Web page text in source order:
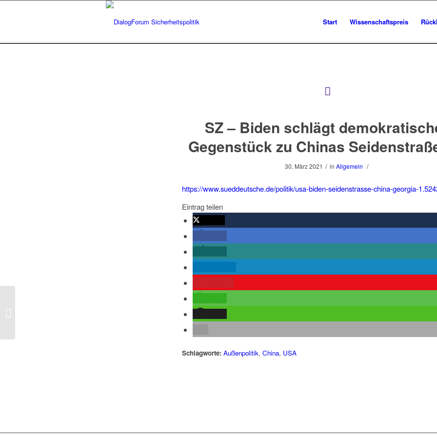
Start Wissenschaftspreis
SZ – Biden schlägt
Gegenstück zu Chinas
30. März 2021 / in Allgemein /
https://www.sueddeutsche.de/politik/usa-biden-seidenstrasse-china-georgia-
Eintrag teilen
Schlagworte: Außenpolitik, China, USA